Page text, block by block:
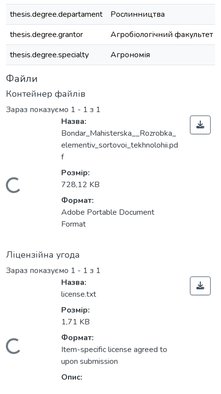
thesis.degree.departament
Рослинництва
thesis.degree.grantor
Агробіологічний факультет
thesis.degree.specialty
Агрономія
Файли
Контейнер файлів
Зараз показуємо 1 - 1 з 1
Вантажиться...
Назва:
Bondar_Mahisterska__Rozrobka_
elementiv_sortovoi_tekhnolohii.pd
f
Розмір:
728,12 KB
Формат:
Adobe Portable Document
Format
Ліцензійна угода
Зараз показуємо 1 - 1 з 1
Вантажиться...
Назва:
license.txt
Розмір:
1,71 KB
Формат:
Item-specific license agreed to
upon submission
Опис: